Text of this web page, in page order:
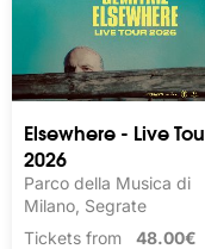
Elsewhere - Live
2026
Parco della Musica di
Milano, Segrate
Tickets from 48.00€